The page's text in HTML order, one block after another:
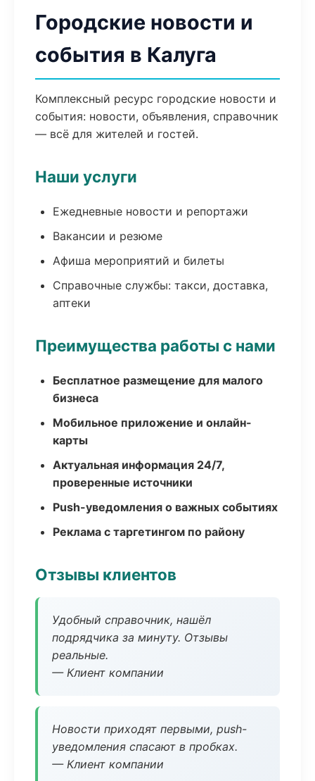
Городские новости и
события в Калуга
Комплексный ресурс городские новости и
события: новости, объявления, справочник
— всё для жителей и гостей.
Наши услуги
Ежедневные новости и репортажи
Вакансии и резюме
Афиша мероприятий и билеты
Справочные службы: такси, доставка,
аптеки
Преимущества работы с нами
Бесплатное размещение для малого
бизнеса
Мобильное приложение и онлайн-
карты
Актуальная информация 24/7,
проверенные источники
Push-уведомления о важных событиях
Реклама с таргетингом по району
Отзывы клиентов
Удобный справочник, нашёл
подрядчика за минуту. Отзывы
реальные.
— Клиент компании
Новости приходят первыми, push-
уведомления спасают в пробках.
— Клиент компании